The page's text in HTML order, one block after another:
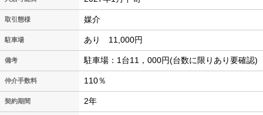
取引態様 媒介
駐車場 あり 11,000円
備考 駐車場：1台11，000円(台数に限りあり要確認)
仲介手数料 110％
契約期間 2年